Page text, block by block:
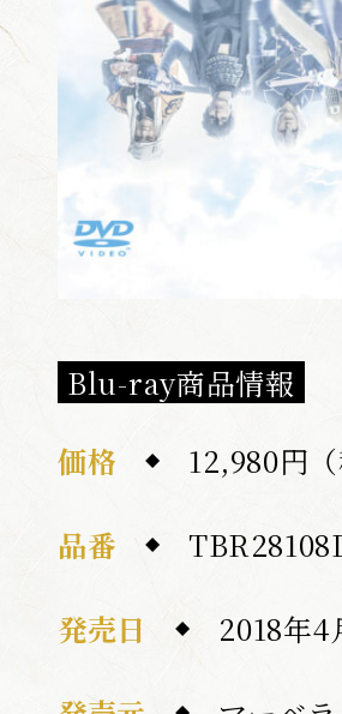
Blu-ray商品情報
価格
12,980円
品番
発売日
2018年4